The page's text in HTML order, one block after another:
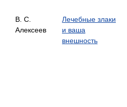
В. С.
Алексеев
Лечебные злаки
и ваша
внешность